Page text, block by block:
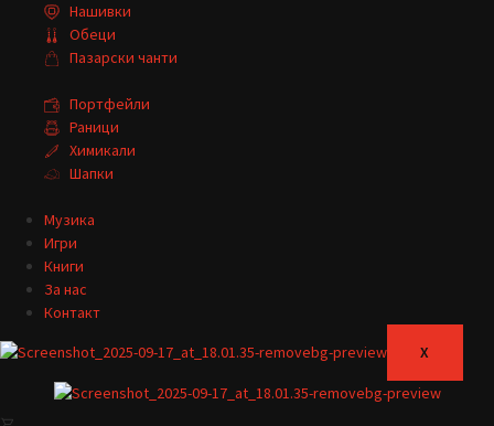
Нашивки
Обеци
Пазарски чанти
Портфейли
Раници
Химикали
Шапки
Музика
Игри
Книги
За нас
Контакт
X